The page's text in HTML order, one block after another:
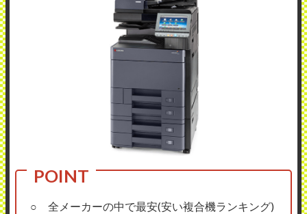
○ 全メーカーの中で最安(安い複合機ランキング)